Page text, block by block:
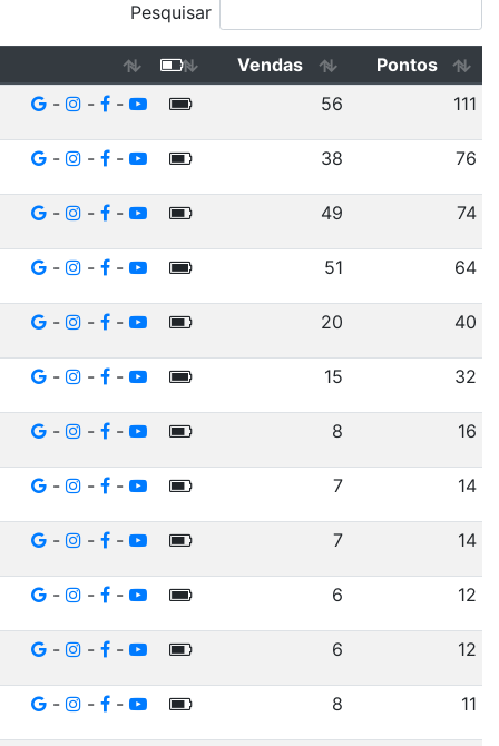
Pesquisar
Vendas
Pontos
-
- - 56 111
- - - 38 76
- - - 49 74
- - - 51 64
- - - 20 40
- - - 15 32
- - - 8 16
- - - 7 14
- - - 7 14
- - - 6 12
- - - 6 12
- - - 8 11